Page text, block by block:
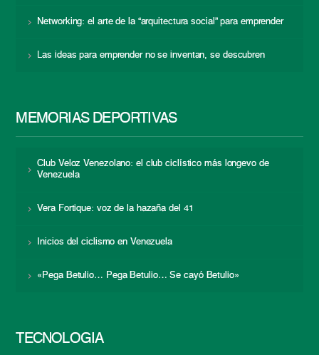
Networking: el arte de la “arquitectura social” para emprender
Las ideas para emprender no se inventan, se descubren
MEMORIAS DEPORTIVAS
Club Veloz Venezolano: el club ciclístico más longevo de
Venezuela
Vera Fortique: voz de la hazaña del 41
Inicios del ciclismo en Venezuela
«Pega Betulio… Pega Betulio… Se cayó Betulio»
TECNOLOGÍA